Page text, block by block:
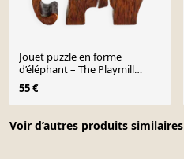
Voir d’autres produits similaires
Jouet puzzle en forme
d’éléphant – The Playmill
Atkinson (attr.) – USA
55 €